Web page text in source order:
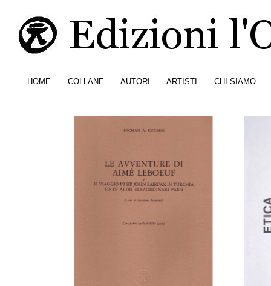
HOME COLLANE AUTORI ARTISTI CHI SIAMO